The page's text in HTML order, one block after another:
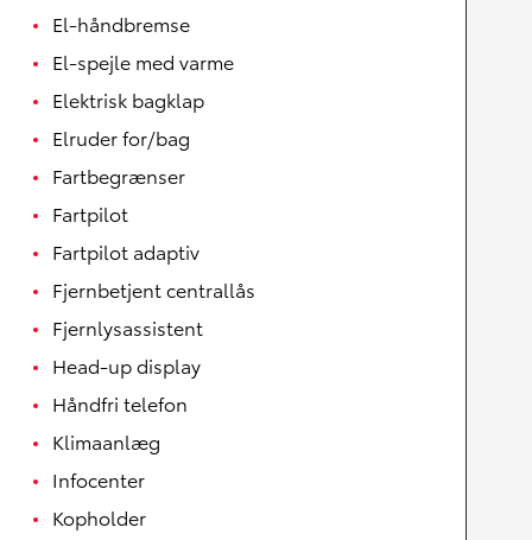
El-håndbremse
El-spejle med varme
Elektrisk bagklap
Elruder for/bag
Fartbegrænser
Fartpilot
Fartpilot adaptiv
Fjernbetjent centrallås
Fjernlysassistent
Head-up display
Håndfri telefon
Klimaanlæg
Infocenter
Kopholder